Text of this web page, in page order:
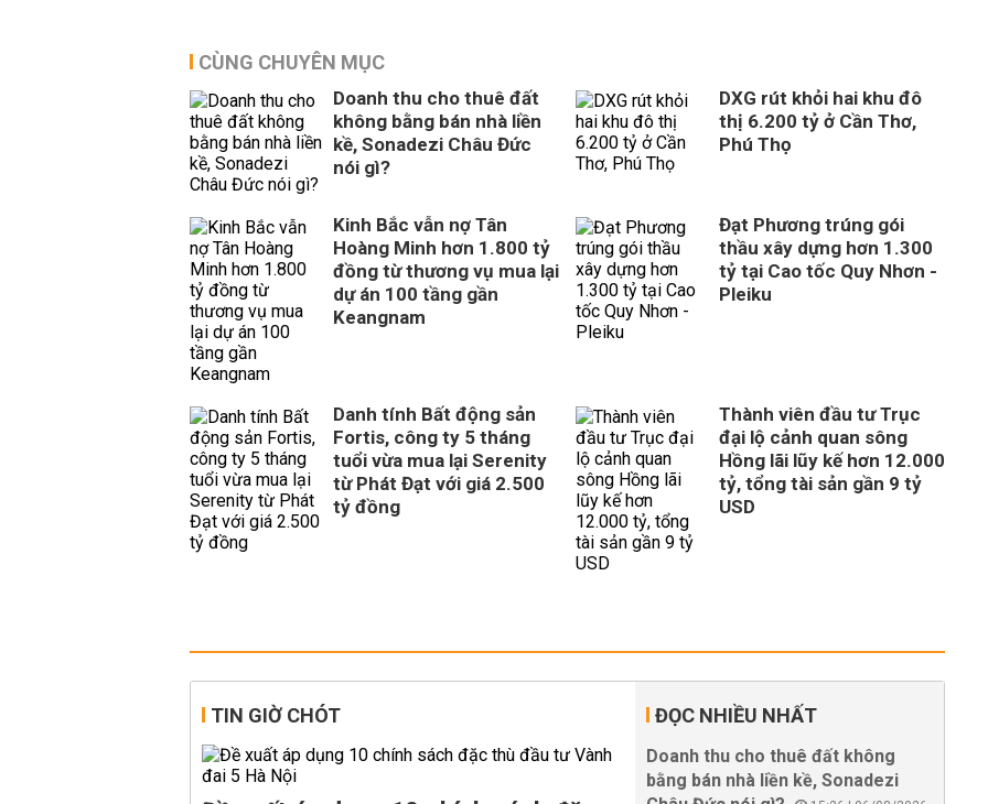
CÙNG CHUYÊN MỤC
Doanh thu cho thuê đất
không bằng bán nhà liền
kề, Sonadezi Châu Đức
nói gì?
DXG rút khỏi hai khu đô
thị 6.200 tỷ ở Cần Thơ,
Phú Thọ
Kinh Bắc vẫn nợ Tân
Hoàng Minh hơn 1.800 tỷ
đồng từ thương vụ mua lại
dự án 100 tầng gần
Keangnam
Đạt Phương trúng gói
thầu xây dựng hơn 1.300
tỷ tại Cao tốc Quy Nhơn -
Pleiku
Danh tính Bất động sản
Fortis, công ty 5 tháng
tuổi vừa mua lại Serenity
từ Phát Đạt với giá 2.500
tỷ đồng
Thành viên đầu tư Trục
đại lộ cảnh quan sông
Hồng lãi lũy kế hơn 12.000
tỷ, tổng tài sản gần 9 tỷ
USD
TIN GIỜ CHÓT ĐỌC NHIỀU NHẤT
Doanh thu cho thuê đất không
bằng bán nhà liền kề, Sonadezi